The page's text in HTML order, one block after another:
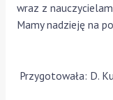
wraz z
Mamy nadzieję na
Przygotowała: D.